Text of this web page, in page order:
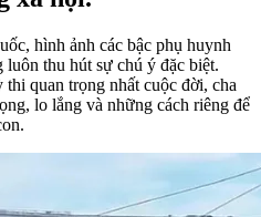
hình ảnh các bậc phụ huynh
thu hút sự chú ý đặc biệt.
quan trọng nhất cuộc đời, cha
lo lắng và những cách riêng để